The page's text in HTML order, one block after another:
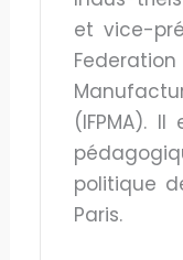
et vice-
(IFPMA).
politique
Paris.